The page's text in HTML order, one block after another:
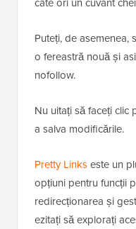
Puteți, de asemenea,
o fereastră nouă și
nofollow.
Nu uitați să faceți clic
a salva modificările.
Pretty Linkseste un
opțiuni pentru funcții
redirecționarea și
ezitați să explorați